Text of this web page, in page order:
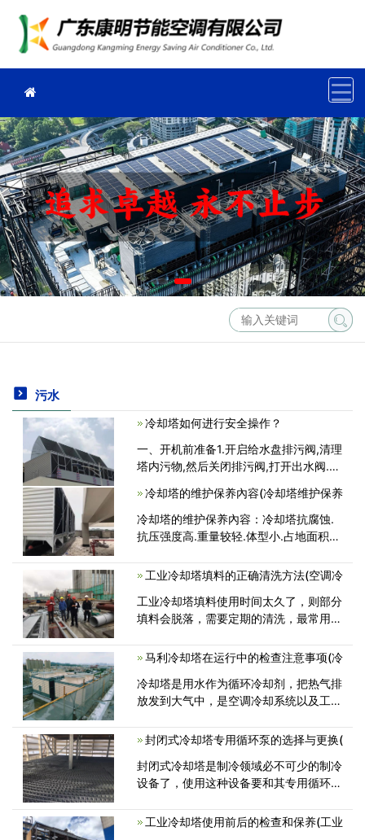
污水
冷却塔如何进行安全操作？
一、开机前准备1.开启给水盘排污阀,清理
塔内污物,然后关闭排污阀,打开出水阀.调
以下20mm。2.检查电机风机是否正常。
云南冷却塔3.检查布水器转动<
冷却塔的维护保养內容(冷却塔维护保养
冷却塔的维护保养內容：冷却塔抗腐蚀.
抗压强度高.重量较轻.体型小.占地面积少.
安裝和修理都便捷。因此被普遍使用于社
工业冷却塔填料的正确清洗方法(空调冷
工业冷却塔填料使用时间太久了，则部分
填料会脱落，需要定期的清洗，最常用的
和塔内循环洗。下面康明冷却的专业技术
马利冷却塔在运行中的检查注意事项(冷
冷却塔是用水作为循环冷却剂，把热气排
放发到大气中，是空调冷却系统以及工业
查冷却塔运行是否正常。通常需要注意以
封闭式冷却塔专用循环泵的选择与更换(
封闭式冷却塔是制冷领域必不可少的制冷
设备了，使用这种设备要和其专用循环泵
注意事项。顾名思义封闭式冷却塔是让蒸
工业冷却塔使用前后的检查和保养(工业